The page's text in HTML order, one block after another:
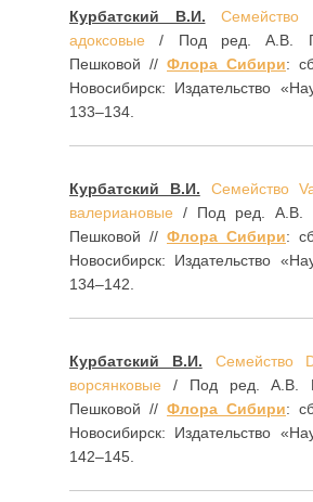
Курбатский В.И.
адоксовые / Под ред. А.В.
Пешковой // Флора Сибири:
Новосибирск: Издательство
133–134.
Курбатский В.И.
Семейство
валериановые / Под ред. А.В.
Пешковой // Флора Сибири:
Новосибирск: Издательство
134–142.
Курбатский В.И.
Семейство
ворсянковые / Под ред. А.В.
Пешковой // Флора Сибири:
Новосибирск: Издательство
142–145.